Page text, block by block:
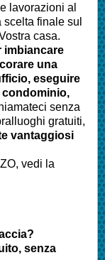
lavorazioni al
finale sul
casa.
imbiancare
una
eseguire
condominio,
senza
gratuiti,
vantaggiosi
vedi la
senza